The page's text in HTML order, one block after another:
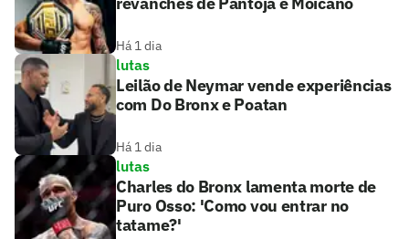
Há 1 dia
lutas
Leilão de Neymar vende experiências
com Do Bronx e Poatan
Há 1 dia
lutas
Charles do Bronx lamenta morte de
Puro Osso: 'Como vou entrar no
tatame?'